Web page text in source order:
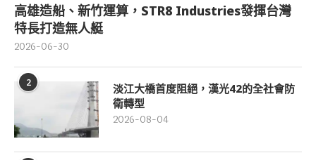
高雄造船、新竹運算，STR8 Industries發揮台灣
特長打造無人艇
2026-06-30
2
淡江大橋首度阻絕，漢光42的全社會防
衛轉型
2026-08-04